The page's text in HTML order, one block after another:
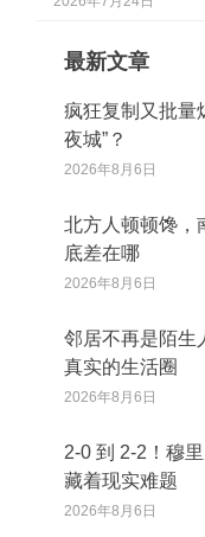
最新文章
疯狂复制又批量
夜城”？
2026年8月6日
北方人顿顿馋，
底差在哪
2026年8月6日
邻居不再是陌生
真实的生活圈
2026年8月6日
2‑0 到 2‑2！穆
藏着现实难题
2026年8月6日